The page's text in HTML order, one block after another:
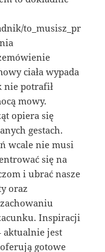
to_musisz_pr
ciała wypada
nie potrafił
mowy.
opiera się
gestach.
wcale nie musi
się na
i ubrać nasze
oraz
Inspiracji
aktualnie jest
gotowe